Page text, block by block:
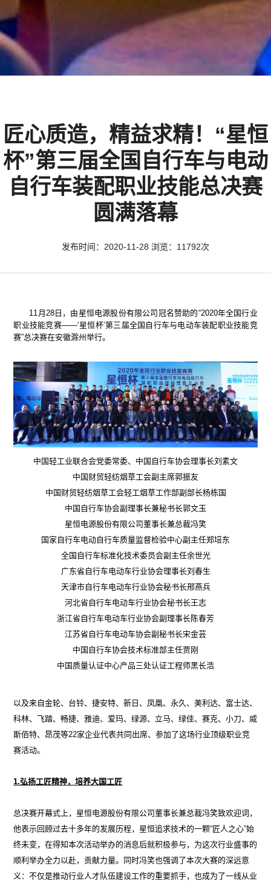
匠心质造，精益求精！“星恒
杯”第三届全国自行车与电动
自行车装配职业技能总决赛
圆满落幕
发布时间：2020-11-28 浏览：11792次
11月28日，由星恒电源股份有限公司冠名赞助的“2020年全国行业
职业技能竞赛——‘星恒杯’第三届全国自行车与电动车装配职业技能竞
赛”总决赛在安徽滁州举行。
中国轻工业联合会党委常委、中国自行车协会理事长刘素文
中国财贸轻纺烟草工会副主席郭振友
中国财贸轻纺烟草工会轻工烟草工作部副部长杨栋国
中国自行车协会副理事长兼秘书长郭文玉
星恒电源股份有限公司董事长兼总裁冯笑
国家自行车电动自行车质量监督检验中心副主任郑培东
全国自行车标准化技术委员会副主任余世光
广东省自行车电动车行业协会理事长刘春生
天津市自行车电动车行业协会秘书长邢燕兵
河北省自行车电动车行业协会秘书长王志
浙江省自行车电动车行业协会副理事长陈春芳
江苏省自行车电动车协会副秘书长宋金芸
中国自行车协会技术标准部主任贾刚
中国质量认证中心产品三处认证工程师黑长浩
以及来自金轮、台铃、捷安特、新日、凤凰、永久、美利达、富士达、
科林、飞踏、畅捷、雅迪、爱玛、绿源、立马、绿佳、赛克、小刀、威
斯佰特、昂茂等22家企业代表共同出席、参加了这场行业顶级职业竞
赛活动。
1.弘扬工匠精神，培养大国工匠
总决赛开幕式上，星恒电源股份有限公司董事长兼总裁冯笑致欢迎词，
他表示回顾过去十多年的发展历程，星恒追求技术的一颗“匠人之心”始
终未变，在得知本次活动举办的消息后就积极参与，为这次行业盛事的
顺利举办全力以赴，贡献力量。同时冯笑也强调了本次大赛的深远意
义：不仅是推动行业人才队伍建设工作的重要抓手，也成为了一线从业